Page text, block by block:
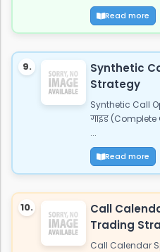
Read more
9.
Synthetic
Strategy
Synthetic Call
गाइड (Complete
...
Read more
10.
Call
Trading
Call Calendar